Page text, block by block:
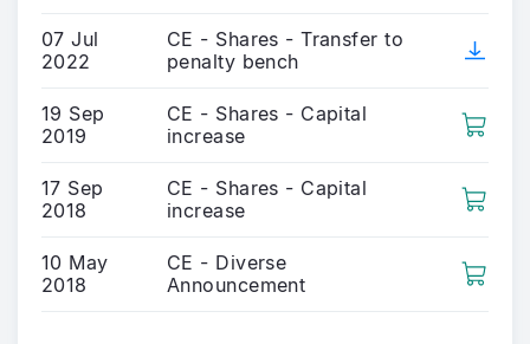
07 Jul
2022
CE - Shares - Transfer to
penalty bench
19 Sep
2019
CE - Shares - Capital
increase
17 Sep
2018
CE - Shares - Capital
increase
10 May
2018
CE - Diverse
Announcement